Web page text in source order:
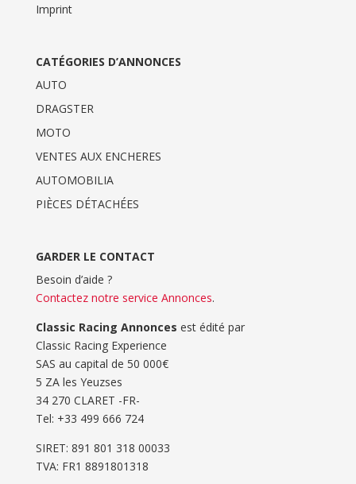
Imprint
CATÉGORIES D’ANNONCES
AUTO
DRAGSTER
MOTO
VENTES AUX ENCHERES
AUTOMOBILIA
PIÈCES DÉTACHÉES
GARDER LE CONTACT
Besoin d’aide ?
Contactez notre service Annonces.
Classic Racing Annonces est édité par
Classic Racing Experience
SAS au capital de 50 000€
5 ZA les Yeuzses
34 270 CLARET -FR-
Tel: ‭+33 499 666 724‬
SIRET: 891 801 318 00033
TVA: FR1 8891801318